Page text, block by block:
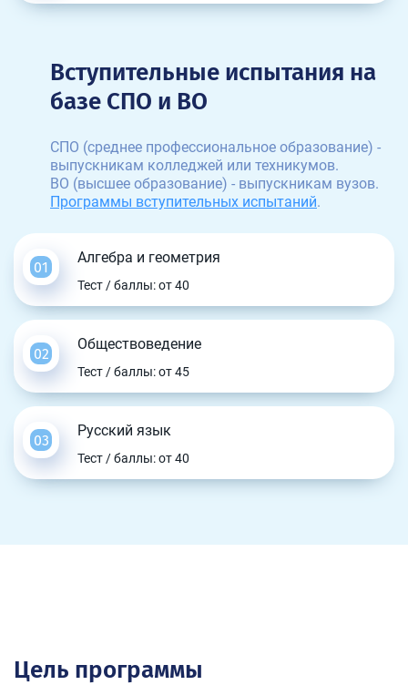
Вступительные испытания на
базе СПО и ВО
СПО (среднее профессиональное образование) -
выпускникам колледжей или техникумов.
ВО (высшее образование) - выпускникам вузов.
Программы вступительных испытаний.
Алгебра и геометрия
Тест / баллы: от 40
Обществоведение
Тест / баллы: от 45
Русский язык
Тест / баллы: от 40
Цель программы